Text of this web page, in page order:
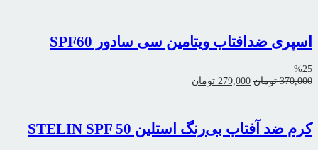
اسپری ضدافتاب ویتامین سی سادور SPF60
%25
370,000 تومان قیمت
279,000 تومان
کرم ضد آفتاب بی‌رنگ استلین STELIN SPF 50